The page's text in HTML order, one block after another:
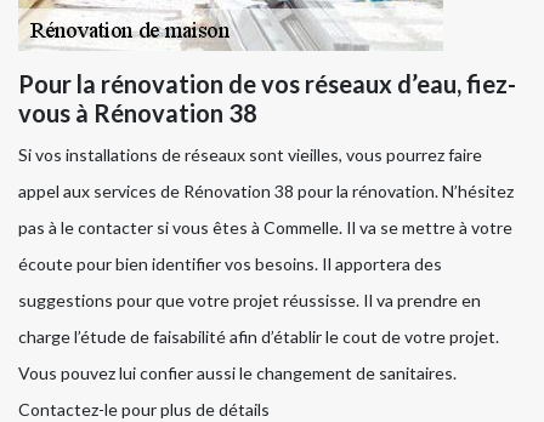
Pour la rénovation de vos réseaux d’eau, fiez-
vous à Rénovation 38
Si vos installations de réseaux sont vieilles, vous pourrez faire
appel aux services de Rénovation 38 pour la rénovation. N’hésitez
pas à le contacter si vous êtes à Commelle. Il va se mettre à votre
écoute pour bien identifier vos besoins. Il apportera des
suggestions pour que votre projet réussisse. Il va prendre en
charge l’étude de faisabilité afin d’établir le cout de votre projet.
Vous pouvez lui confier aussi le changement de sanitaires.
Contactez-le pour plus de détails